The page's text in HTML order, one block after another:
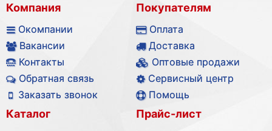
Компания
Окомпании
Вакансии
Контакты
Обратная связь
Заказать звонок
Покупателям
Оплата
Доставка
Оптовые продажи
Сервисный центр
Помощь
Каталог
Прайс-лист